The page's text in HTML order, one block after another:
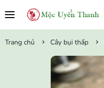
Trang chủ Cây bụi thấp